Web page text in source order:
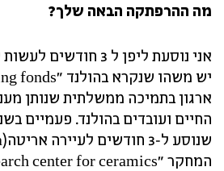
מה ההרפתקה הבאה שלך?
אני נוסעת ליפן ל 3
ארגון בתמיכה ממשלתית שנותן
החיים ועובדים בהולנד. פעמיים